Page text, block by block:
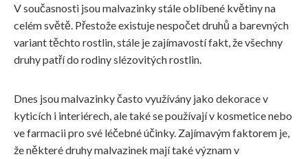
V současnosti jsou malvazinky stále oblíbené květiny na
celém světě. Přestože existuje nespočet druhů a barevných
variant těchto rostlin, stále je zajímavostí fakt, že všechny
druhy patří do rodiny slézovitých rostlin.
Dnes jsou malvazinky často využívány jako dekorace v
kyticích i interiérech, ale také se používají v kosmetice nebo
ve farmacii pro své léčebné účinky. Zajímavým faktorem je,
že některé druhy malvazinek mají také význam v